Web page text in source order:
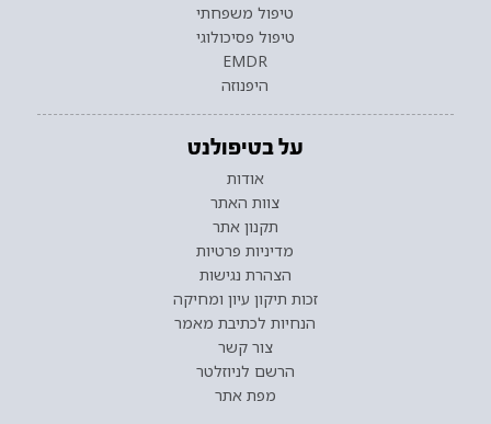
טיפול משפחתי
טיפול פסיכולוגי
EMDR
היפנוזה
על בטיפולנט
אודות
צוות האתר
תקנון אתר
מדיניות פרטיות
הצהרת נגישות
זכות תיקון עיון ומחיקה
הנחיות לכתיבת מאמר
צור קשר
הרשם לניוזלטר
מפת אתר